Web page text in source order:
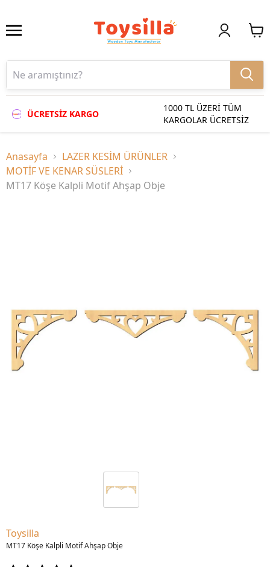
ÜCRETSİZ KARGO
1000 TL ÜZERİ TÜM
KARGOLAR ÜCRETSİZ
Anasayfa
LAZER KESİM ÜRÜNLER
MOTİF VE KENAR SÜSLERİ
MT17 Köşe Kalpli Motif Ahşap Obje
Toysilla
MT17 Köşe Kalpli Motif Ahşap Obje